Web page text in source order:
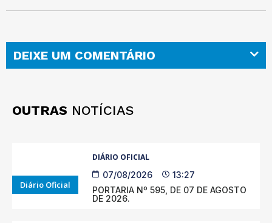
DEIXE UM COMENTÁRIO
OUTRAS NOTÍCIAS
Diário Oficial
DIÁRIO OFICIAL
07/08/2026
13:27
PORTARIA Nº 595, DE 07 DE AGOSTO
DE 2026.